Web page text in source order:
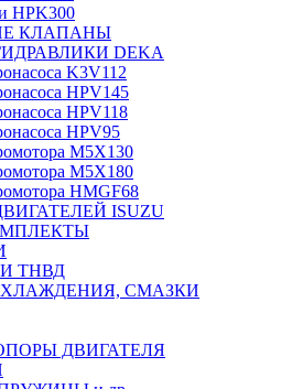
HPK300
КЛАПАНЫ
DEKA
K3V112
HPV145
HPV118
HPV95
M5X130
M5X180
HMGF68
ISUZU
ТНВД
СМАЗКИ
ДВИГАТЕЛЯ